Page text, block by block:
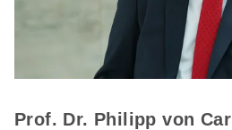
Prof. Dr. Philipp von